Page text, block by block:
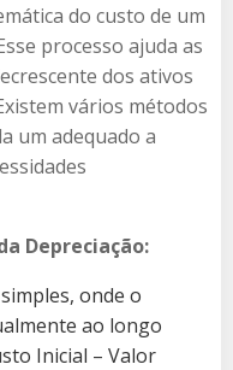
do custo de um
processo ajuda as
dos ativos
vários métodos
um adequado a
Depreciação:
onde o
ao longo
Inicial – Valor